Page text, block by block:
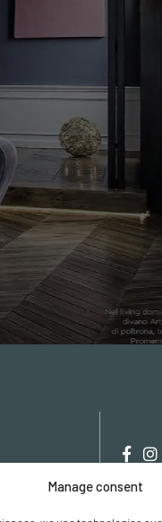
Manage consent